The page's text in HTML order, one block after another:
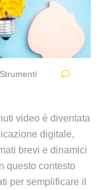
Strumenti
video è diventata
digitale,
brevi e dinamici
questo contesto
per semplificare il